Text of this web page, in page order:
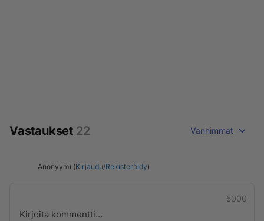
Vastaukset 22 Vanhimmat
Anonyymi (Kirjaudu/Rekisteröidy)
5000